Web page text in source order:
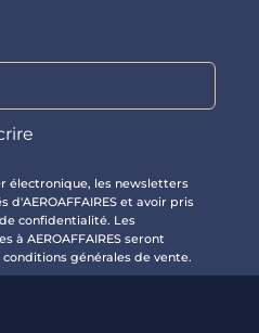
électronique, les newsletters
et avoir pris
confidentialité. Les
à AEROAFFAIRES seront
générales de vente.